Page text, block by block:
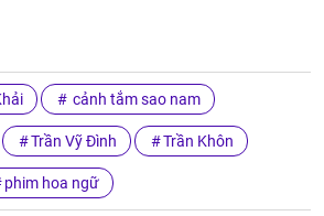
cảnh tắm sao nam
Trần Vỹ Đình Trần Khôn
phim hoa ngữ